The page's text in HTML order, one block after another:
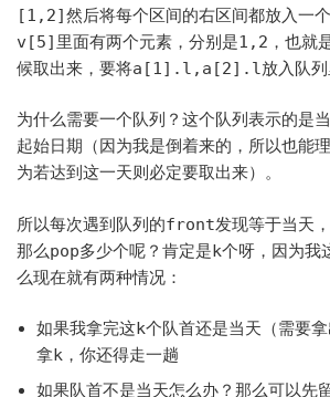
[1,2]然后将每个区间的右区间都放入一
v[5] 里面有两个元素，分别是1,2 ，也就
候取出来，要将a[1].l,a[2].l放入队列
为什么需要一个队列？这个队列表示的是
起始日期（因为我是倒着来的，所以也能
为若达到这一天则必定要取出来）。
所以每次遇到队列的front发现等于当天
那么pop多少个呢？肯定是k个呀，因为我
么现在就有两种情况：
如果我拿完这k个队首还是当天（需要
拿k ，你还得走一趟
如果队首不是当天怎么办？那么可以先